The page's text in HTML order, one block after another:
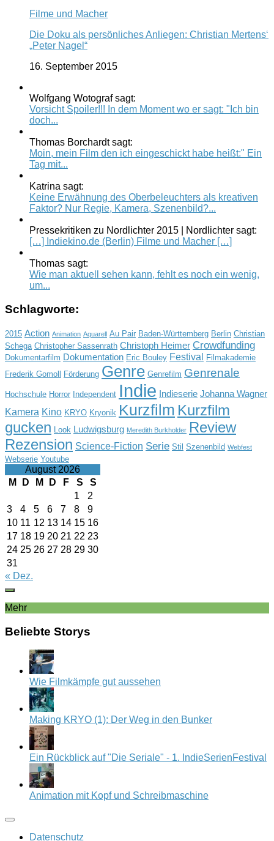
Filme und Macher
Die Doku als persönliches Anliegen: Christian Mertens‘
„Peter Nagel“
16. September 2015
Wolfgang Wotograf sagt:
Vorsicht Spoiler!!! In dem Moment wo er sagt: "Ich bin
doch...
Thomas Borchardt sagt:
Moin, mein Film den ich eingeschickt habe heißt:" Ein
Tag mit...
Katrina sagt:
Keine Erwähnung des Oberbeleuchters als kreativen
Faktor? Nur Regie, Kamera, Szenenbild?...
Pressekritiken zu Nordlichter 2015 | Nordlichter sagt:
[…] Indiekino.de (Berlin) Filme und Macher […]
Thomas sagt:
Wie man aktuell sehen kann, fehlt es noch ein wenig,
um...
Schlagworte:
2015 Action Animation Aquarell Au Pair Baden-Württemberg Berlin Christian
Schega Christopher Sassenrath Christoph Heimer Crowdfunding
Dokumentarfilm Dokumentation Eric Bouley Festival
Filmakademie
Frederik Gomoll
Förderung Genre Genrefilm Genrenale
Hochschule Horror Independent Indie Indieserie Johanna Wagner
Kamera Kino KRYO Kryonik Kurzfilm Kurzfilm
gucken
Look Ludwigsburg Meredith Burkholder Review
Rezension Science-Fiction Serie Stil Szenenbild Webfest
Webserie Youtube
August 2026
M
D M D F S
S
1
2
3
4 5 6 7 8
9
10 11 12 13 14 15 16
17 18 19 20 21 22 23
24 25 26 27 28 29 30
31
« Dez.
Mehr
Beliebte Storys
Wie Filmkämpfe gut aussehen
Making KRYO (1): Der Weg in den Bunker
Ein Rückblick auf "Die Seriale" - 1. IndieSerienFestival
Animation mit Kopf und Schreibmaschine
Datenschutz